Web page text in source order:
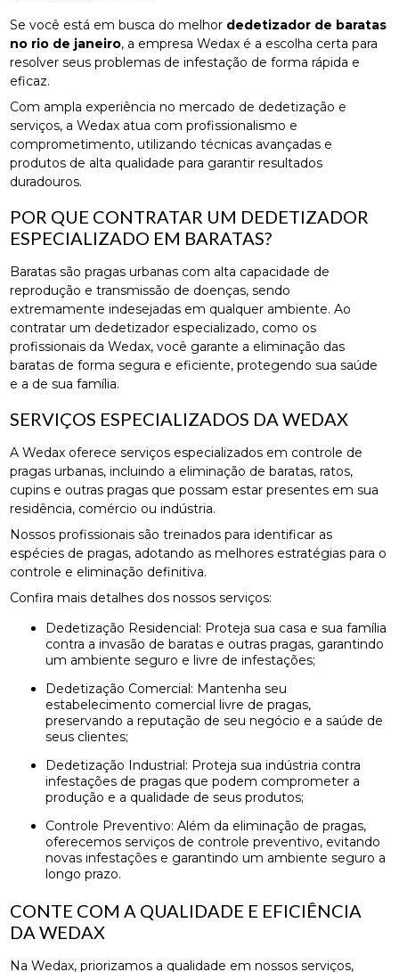
Se você está em busca do melhor dedetizador de baratas
no rio de janeiro, a empresa Wedax é a escolha certa para
resolver seus problemas de infestação de forma rápida e
eficaz.
Com ampla experiência no mercado de dedetização e
serviços, a Wedax atua com profissionalismo e
comprometimento, utilizando técnicas avançadas e
produtos de alta qualidade para garantir resultados
duradouros.
POR QUE CONTRATAR UM DEDETIZADOR
ESPECIALIZADO EM BARATAS?
Baratas são pragas urbanas com alta capacidade de
reprodução e transmissão de doenças, sendo
extremamente indesejadas em qualquer ambiente. Ao
contratar um dedetizador especializado, como os
profissionais da Wedax, você garante a eliminação das
baratas de forma segura e eficiente, protegendo sua saúde
e a de sua família.
SERVIÇOS ESPECIALIZADOS DA WEDAX
A Wedax oferece serviços especializados em controle de
pragas urbanas, incluindo a eliminação de baratas, ratos,
cupins e outras pragas que possam estar presentes em sua
residência, comércio ou indústria.
Nossos profissionais são treinados para identificar as
espécies de pragas, adotando as melhores estratégias para o
controle e eliminação definitiva.
Confira mais detalhes dos nossos serviços:
Dedetização Residencial: Proteja sua casa e sua família
contra a invasão de baratas e outras pragas, garantindo
um ambiente seguro e livre de infestações;
Dedetização Comercial: Mantenha seu
estabelecimento comercial livre de pragas,
preservando a reputação de seu negócio e a saúde de
seus clientes;
Dedetização Industrial: Proteja sua indústria contra
infestações de pragas que podem comprometer a
produção e a qualidade de seus produtos;
Controle Preventivo: Além da eliminação de pragas,
oferecemos serviços de controle preventivo, evitando
novas infestações e garantindo um ambiente seguro a
longo prazo.
CONTE COM A QUALIDADE E EFICIÊNCIA
DA WEDAX
Na Wedax, priorizamos a qualidade em nossos serviços,